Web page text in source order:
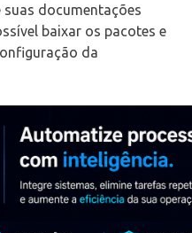
suas documentações
baixar os pacotes e
da